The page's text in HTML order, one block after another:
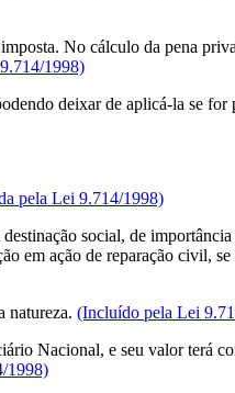
No cálculo da pena
1998)
deixar de aplicá-la se for
pela Lei 9.714/1998)
social, de
em ação de reparação civil,
natureza. (Incluído pela Lei
Nacional, e seu valor terá
1998)